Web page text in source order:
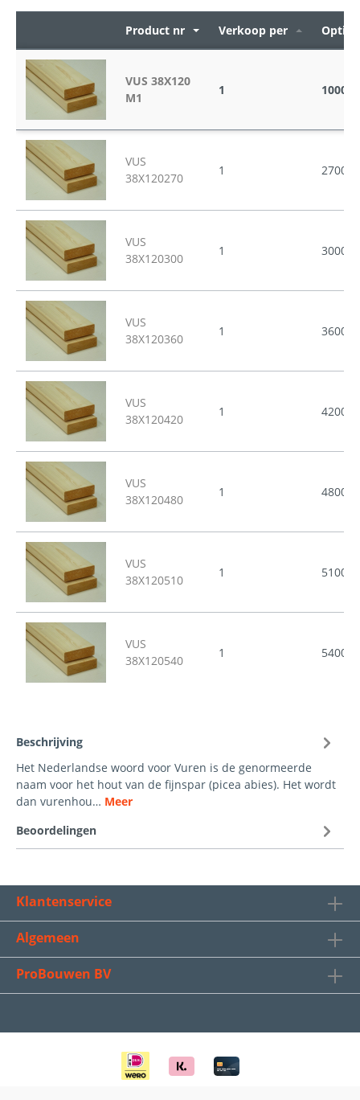
Product nr Verkoop per Opties
VUS 38X120
M1
1 1000
VUS
38X120270
1 2700
VUS
38X120300
1 3000
VUS
38X120360
1 3600
VUS
38X120420
1 4200
VUS
38X120480
1 4800
VUS
38X120510
1 5100
VUS
38X120540
1 5400
Beschrijving
Het Nederlandse woord voor Vuren is de genormeerde
naam voor het hout van de fijnspar (picea abies). Het wordt
dan vurenhou… Meer
Beoordelingen
Klantenservice
Algemeen
ProBouwen BV